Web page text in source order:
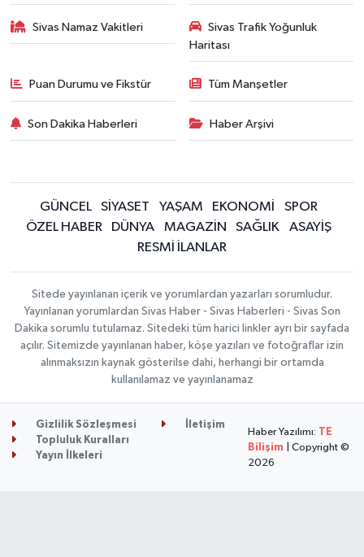
Sivas Namaz Vakitleri
Sivas Trafik Yoğunluk
Haritası
Puan Durumu ve Fikstür Tüm Manşetler
Son Dakika Haberleri Haber Arşivi
GÜNCEL SİYASET YAŞAM EKONOMİ
SPOR
ÖZEL HABER
DÜNYA MAGAZİN SAĞLIK
ASAYİŞ
RESMİ İLANLAR
Sitede yayınlanan içerik ve yorumlardan yazarları sorumludur.
Yayınlanan yorumlardan Sivas Haber - Sivas Haberleri - Sivas Son
Dakika sorumlu tutulamaz. Sitedeki tüm harici linkler ayrı bir sayfada
açılır. Sitemizde yayınlanan haber, köşe yazıları ve fotoğraflar izin
alınmaksızın kaynak gösterilse dahi, herhangi bir ortamda
kullanılamaz ve yayınlanamaz
Gizlilik Sözleşmesi
İletişim
Topluluk Kuralları
Yayın İlkeleri
Haber Yazılımı: TE
Bilişim | Copyright ©
2026